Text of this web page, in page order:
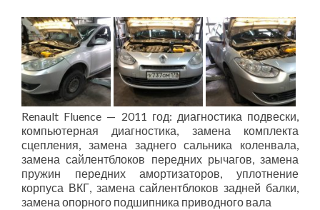
Renault Fluence — 2011 год: диагностика подвески,
компьютерная диагностика, замена комплекта
сцепления, замена заднего сальника коленвала,
замена сайлентблоков передних рычагов, замена
пружин передних амортизаторов, уплотнение
корпуса ВКГ, замена сайлентблоков задней балки,
замена опорного подшипника приводного вала